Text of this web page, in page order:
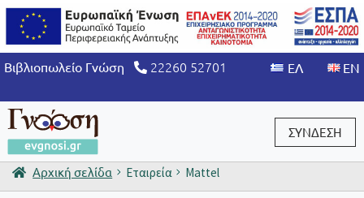
Βιβλιοπωλείο Γνώση 22260 52701
ΣΥΝΔΕΣΗ
Είσοδος / Εγγραφή
Αρχική σελίδα Εταιρεία Mattel